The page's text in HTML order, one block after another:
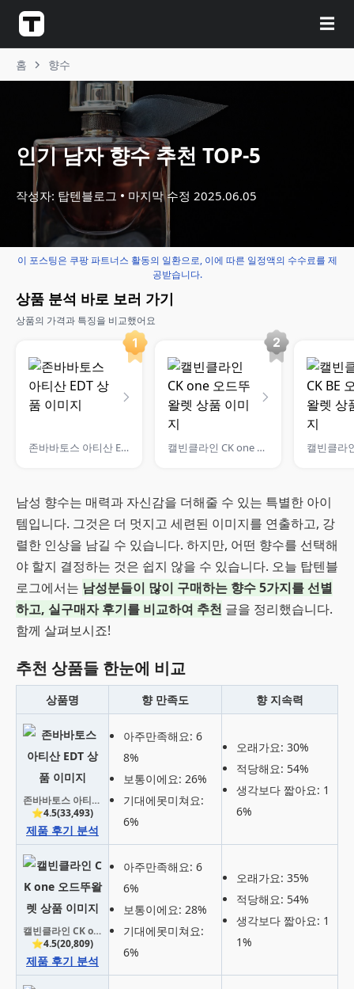
☰
홈 향수
인기 남자 향수 추천 TOP-5
작성자: 탑텐블로그 마지막 수정 2025.06.05
이 포스팅은 쿠팡 파트너스 활동의 일환으로, 이에 따른 일정액의 수수료를 제
공받습니다.
상품 분석 바로 보러 가기
상품의 가격과 특징을 비교했어요
존바바토스 아티산 EDT 캘빈클라인 CK one 오드뚜왈렛
남성 향수는 매력과 자신감을 더해줄 수 있는 특별한 아이
템입니다. 그것은 더 멋지고 세련된 이미지를 연출하고, 강
렬한 인상을 남길 수 있습니다. 하지만, 어떤 향수를 선택해
야 할지 결정하는 것은 쉽지 않을 수 있습니다. 오늘 탑텐블
로그에서는 남성분들이 많이 구매하는 향수 5가지를 선별
하고, 실구매자 후기를 비교하여 추천 글을 정리했습니다.
함께 살펴보시죠!
추천 상품들 한눈에 비교
상품명 향 만족도 향 지속력
존바바토스 아티산 EDT
⭐4.5(33,493)
제품 후기 분석
아주만족해요: 6
8%
보통이에요: 26%
기대에못미쳐요:
6%
오래가요: 30%
적당해요: 54%
생각보다 짧아요: 1
6%
캘빈클라인 CK one 오드뚜왈렛
⭐4.5(20,809)
제품 후기 분석
아주만족해요: 6
6%
보통이에요: 28%
기대에못미쳐요:
6%
오래가요: 35%
적당해요: 54%
생각보다 짧아요: 1
1%